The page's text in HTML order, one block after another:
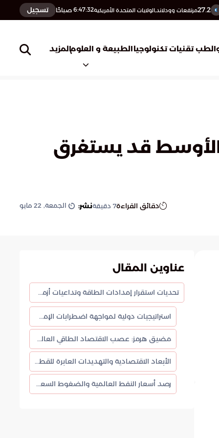
27.2مرتفعات وودلاند,الولايات المتحدة الأمريكية6:47:33 صباحًا تسجيل
تقنيات تكنولوجياالطبيعة و العلومالمزيد
الأوسط قد يستغرق
دقائق القراءة7 دقيقةنشر: الجمعة, 22 مايو
عناوين المقال
تحديات استقرار إمدادات الطاقة وتداعيات أزمة أسواق النفط العالمية
استراتيجيات دولية لمواجهة اضطرابات الإمداد
مضيق هرمز: عصب الاقتصاد الطاقي العالمي
الأبعاد الاقتصادية والتهديدات العابرة للقطاعات
رصد أسعار النفط العالمية والضغوط السعرية